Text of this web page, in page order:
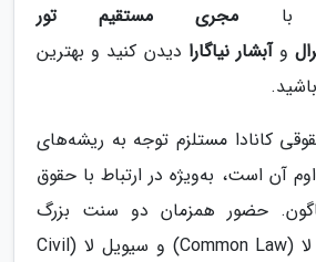
با مجری مستقیم تور
وآبشار نیاگارا دیدن کنید و بهترین
کانادا مستلزم توجه به ریشه‌های
آن است، به‌ویژه در ارتباط با حقوق
حضور همزمان دو سنت بزرگ
حقوقی، یعنی کامن لا (Common Law) و سیویل لا (Civil